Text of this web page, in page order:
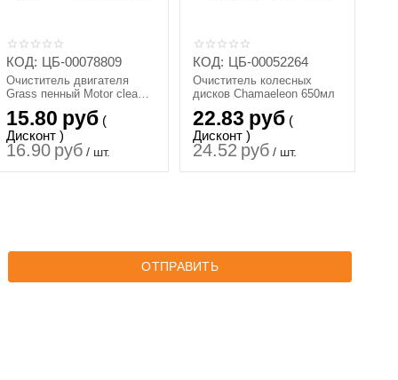
КОД: ЦБ-00078809
Очиститель двигателя
Grass пенный Motor cleaner
15.80 руб (
Дисконт )
16.90 руб / шт.
КОД: ЦБ-00052264
Очиститель колесных
дисков Chamaeleon 650мл
22.83 руб (
Дисконт )
24.52 руб / шт.
ОТПРАВИТЬ